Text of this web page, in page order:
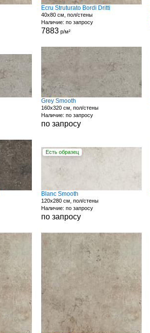
Ecru Struturato Bordi Dritti
40x80 см, пол/стены
Наличие: по запросу
7883р/м²
Grey Smooth
160x320 см, пол/стены
Наличие: по запросу
по запросу
Есть образец
Blanc Smooth
120x280 см, пол/стены
Наличие: по запросу
по запросу